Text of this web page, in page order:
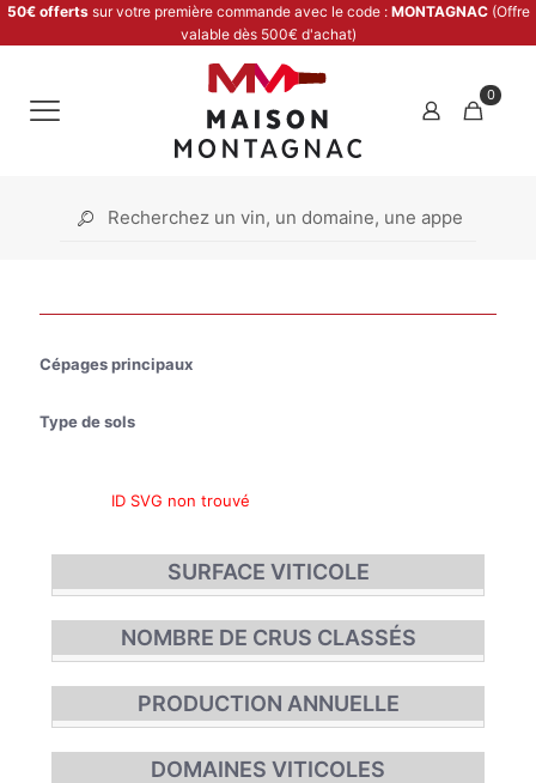
50€ offertssur votre première commande avec le code : MONTAGNAC (Offre
valable dès 500€ d'achat)
0
Cépages principaux
Type de sols
ID SVG non trouvé
SURFACE VITICOLE
NOMBRE DE CRUS CLASSÉS
PRODUCTION ANNUELLE
DOMAINES VITICOLES